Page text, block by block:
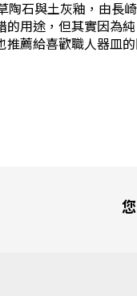
石與土灰釉，由
用途，但其實因為
薦給喜歡職人器皿的